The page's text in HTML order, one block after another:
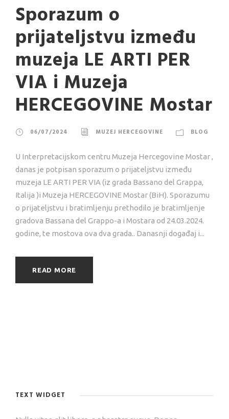
Sporazum o
prijateljstvu između
muzeja LE ARTI PER
VIA i Muzeja
HERCEGOVINE Mostar
06/07/2024 MUZEJ HERCEGOVINE BLOG
U Interpretacijskom centru Muzeja Hercegovine Mostar ,
danas je potpisan sporazum o prijateljstvu između
muzeja LE ARTI PER VIA (iz grada Bassano del Grappa,
Italija )i Muzeja HERCEGOVINE Mostar (BiH). Sporazumu
o prijateljstvu i bratimljenju prethodilo je bratimljenje
gradova Bassana del Grappo-a i Mostara od 24.03.2024.
godine, te mostova ova dva grada.. Danasnji događaj i...
READ MORE
TEXT WIDGET